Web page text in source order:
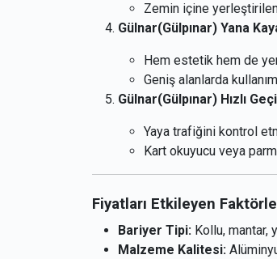
Zemin içine
Gülnar(Gülpınar) Yana
Hem estetik hem de
Geniş alanlarda
Gülnar(Gülpınar) Hızlı
Yaya trafiğini kontrol
Kart okuyucu veya
Fiyatları Etkileyen
Bariyer Tipi: Kollu, mantar,
Malzeme Kalitesi: